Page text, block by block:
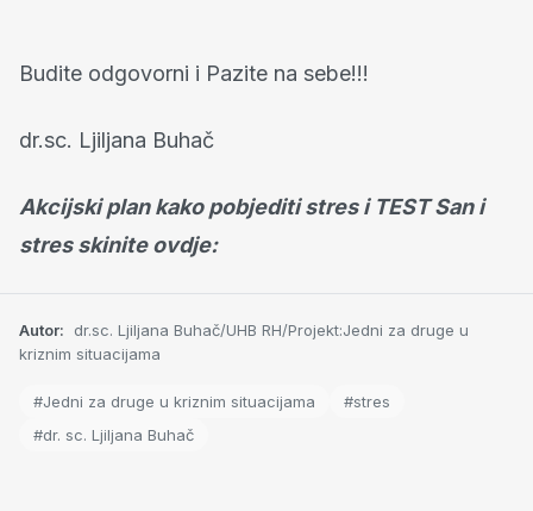
Budite odgovorni i Pazite na sebe!!!
dr.sc. Ljiljana Buhač
Akcijski plan kako pobjediti stres i TEST San i
stres skinite ovdje:
Autor:
dr.sc. Ljiljana Buhač/UHB RH/Projekt:Jedni za druge u
kriznim situacijama
#Jedni za druge u kriznim situacijama
#stres
#dr. sc. Ljiljana Buhač